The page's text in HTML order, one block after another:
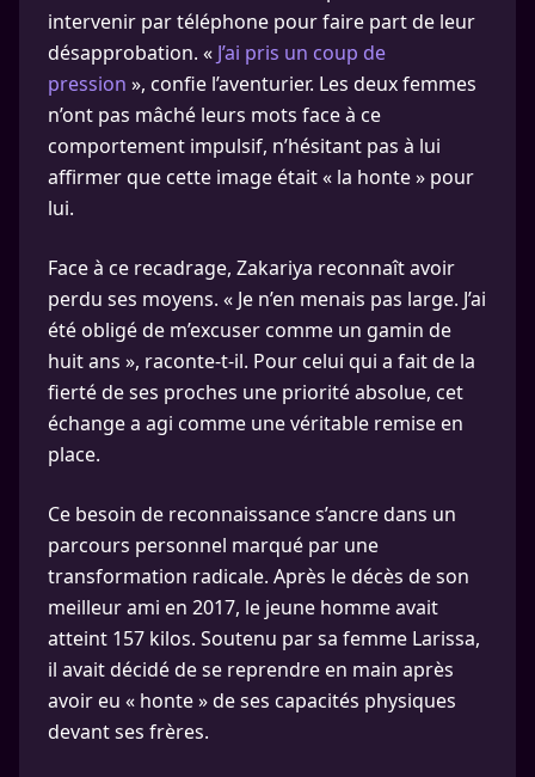
intervenir par téléphone pour faire part de leur
désapprobation. « J’ai pris un coup de
pression », confie l’aventurier. Les deux femmes
n’ont pas mâché leurs mots face à ce
comportement impulsif, n’hésitant pas à lui
affirmer que cette image était « la honte » pour
lui.
Face à ce recadrage, Zakariya reconnaît avoir
perdu ses moyens. « Je n’en menais pas large. J’ai
été obligé de m’excuser comme un gamin de
huit ans », raconte-t-il. Pour celui qui a fait de la
fierté de ses proches une priorité absolue, cet
échange a agi comme une véritable remise en
place.
Ce besoin de reconnaissance s’ancre dans un
parcours personnel marqué par une
transformation radicale. Après le décès de son
meilleur ami en 2017, le jeune homme avait
atteint 157 kilos. Soutenu par sa femme Larissa,
il avait décidé de se reprendre en main après
avoir eu « honte » de ses capacités physiques
devant ses frères.